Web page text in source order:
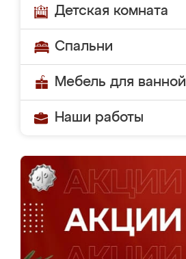
Детская комната
Спальни
Мебель для ванной
Наши работы